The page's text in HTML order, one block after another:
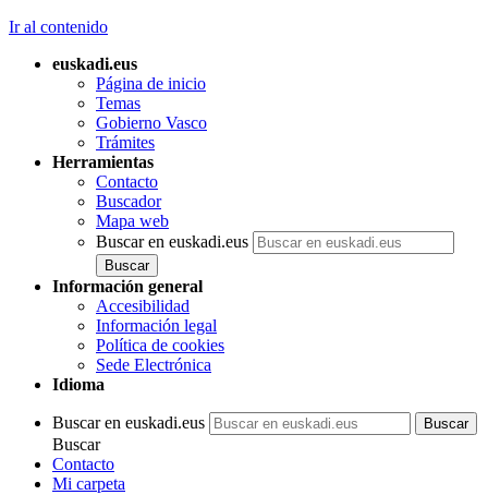
Ir al contenido
euskadi.eus
Página de inicio
Temas
Gobierno Vasco
Trámites
Herramientas
Contacto
Buscador
Mapa web
Buscar en euskadi.eus
Información general
Accesibilidad
Información legal
Política de cookies
Sede Electrónica
Idioma
Buscar en euskadi.eus
Buscar
Contacto
Mi carpeta